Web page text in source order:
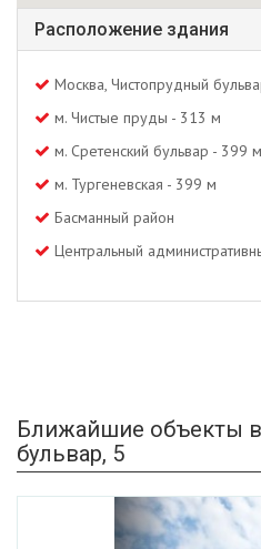
Расположение здания
Москва, Чистопрудный
м. Чистые пруды - 313 м
м. Сретенский бульвар - 399 м
м. Тургеневская - 399 м
Басманный район
Центральный
Ближайшие объекты
бульвар, 5
Previous